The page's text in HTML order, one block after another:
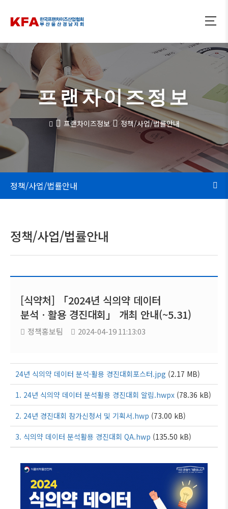
프랜차이즈정보
프랜차이즈정보 정책/사업/법률안내
정책/사업/법률안내
정책/사업/법률안내
[식약처] 「2024년 식의약 데이터
분석ㆍ활용 경진대회」 개최 안내(~5.31)
정책홍보팀 2024-04-19 11:13:03
24년 식의약 데이터 분석·활용 경진대회포스터.jpg (2.17 MB)
1. 24년 식의약 데이터 분석활용 경진대회 알림.hwpx (78.36 kB)
2. 24년 경진대회 참가신청서 및 기획서.hwp (73.00 kB)
3. 식의약 데이터 분석활용 경진대회 QA.hwp (135.50 kB)